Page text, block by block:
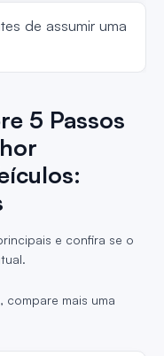
de assumir uma
5 Passos
e confira se o
compare mais uma